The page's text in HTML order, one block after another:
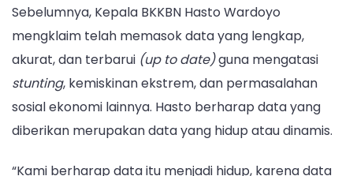
Sebelumnya, Kepala BKKBN Hasto Wardoyo
mengklaim telah memasok data yang lengkap,
akurat, dan terbarui (up to date)guna mengatasi
stunting, kemiskinan ekstrem, dan permasalahan
sosial ekonomi lainnya. Hasto berharap data yang
diberikan merupakan data yang hidup atau dinamis.
“Kami berharap data itu menjadi hidup, karena data